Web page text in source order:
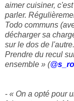
aimer cuisiner,
parler.
Todo communs
décharger sa
sur le dos de
Prendre du recul
ensemble » (@
- « On a opté pour